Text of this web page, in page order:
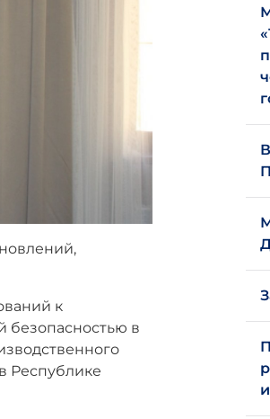
к
в
Республике